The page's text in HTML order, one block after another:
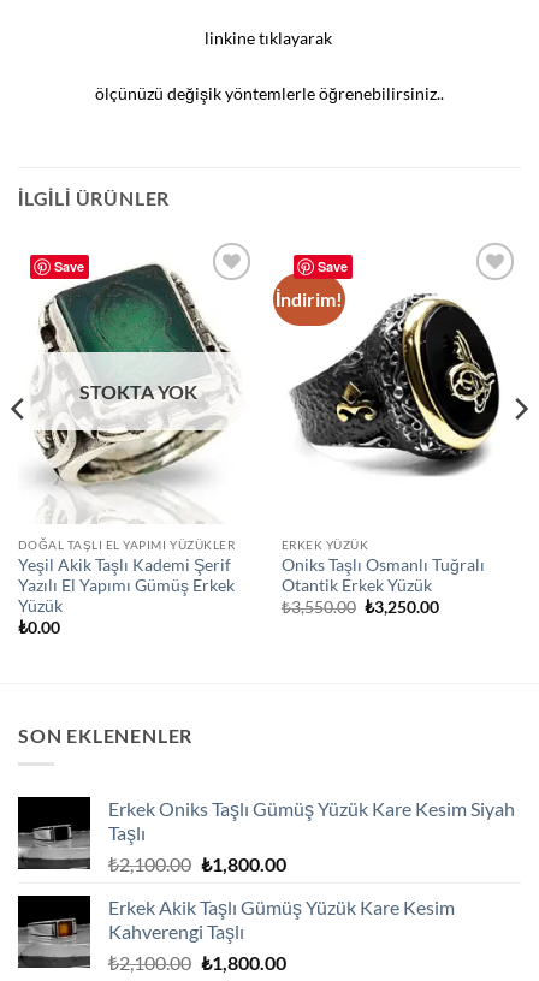
linkine tıklayarak
ölçünüzü değişik yöntemlerle öğrenebilirsiniz..
İLGILI ÜRÜNLER
Save
wishlist
STOKTA YOK
DOĞAL TAŞLI EL YAPIMI YÜZÜKLER
Yeşil Akik Taşlı Kademi Şerif
Yazılı El Yapımı Gümüş Erkek
Yüzük
₺0.00
Save
İndirim!
wishlist
ERKEK YÜZÜK
Oniks Taşlı Osmanlı Tuğralı
Otantik Erkek Yüzük
₺3,550.00 Orijinal
fiyat:
₺3,250.00Şu
SON EKLENENLER
Erkek Oniks Taşlı Gümüş Yüzük Kare Kesim Siyah
Taşlı
₺2,100.00 Orijinal
₺2,100.00.
₺1,800.00Şu
fiyat:
Erkek Akik Taşlı Gümüş Yüzük Kare Kesim
Kahverengi Taşlı
₺2,100.00 Orijinal
₺1,800.00Şu